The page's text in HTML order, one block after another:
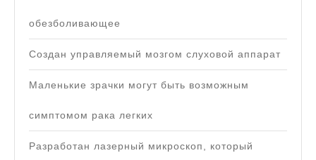
обезболивающее
Создан управляемый мозгом слуховой аппарат
Маленькие зрачки могут быть возможным
симптомом рака легких
Разработан лазерный микроскоп, который